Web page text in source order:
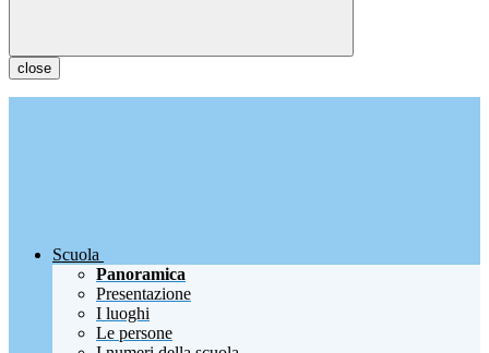
close
Scuola
Panoramica
Presentazione
I luoghi
Le persone